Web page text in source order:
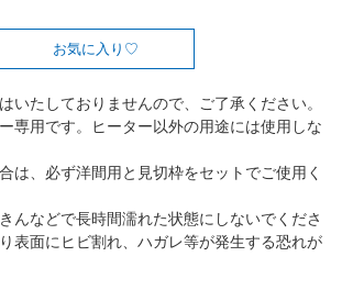
お気に入り
いたしておりませんので、ご了承ください。
専用です。ヒーター以外の用途には使用しな
は、必ず洋間用と見切枠をセットでご使用く
んなどで長時間濡れた状態にしないでくださ
表面にヒビ割れ、ハガレ等が発生する恐れが